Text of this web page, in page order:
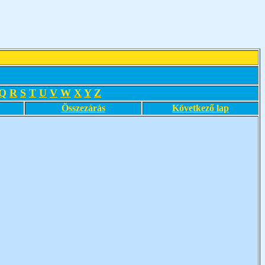
R S T U V W X Y Z
Összezárás Következő lap